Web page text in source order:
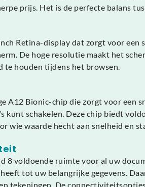
prijs. Het is de perfecte balans
Retina-display dat zorgt voor
De hoge resolutie maakt het
te houden tijdens het browsen.
A12 Bionic-chip die zorgt voor
kunt schakelen. Deze chip biedt
wie waarde hecht aan snelheid en
8 voldoende ruimte voor al uw
tot uw belangrijke gegevens.
tekeningen. De